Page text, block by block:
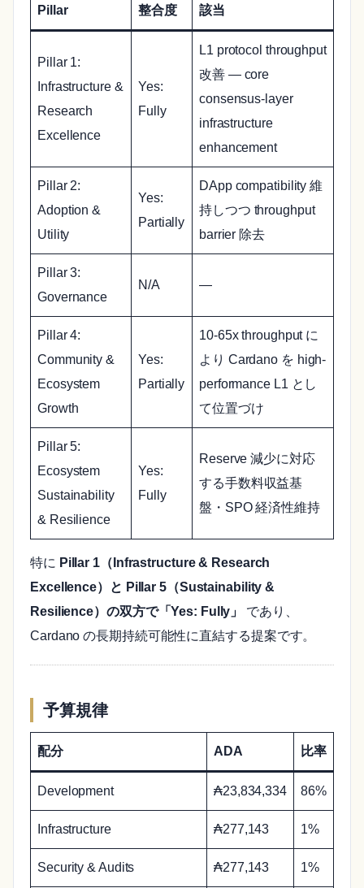
Pillar 整合度 該当
Pillar 1:
Infrastructure &
Research
Excellence
Yes:
Fully
L1 protocol throughput
改善 — core
consensus-layer
infrastructure
enhancement
Pillar 2:
Adoption &
Utility
Yes:
Partially
DApp compatibility 維
持しつつ throughput
barrier 除去
Pillar 3:
Governance
N/A —
Pillar 4:
Community &
Ecosystem
Growth
Yes:
Partially
10-65x throughput に
より Cardano を high-
performance L1 とし
て位置づけ
Pillar 5:
Ecosystem
Sustainability
& Resilience
Yes:
Fully
Reserve 減少に対応
する手数料収益基
盤・SPO 経済性維持
特に Pillar 1（Infrastructure & Research
Excellence）と Pillar 5（Sustainability &
Resilience）の双方で「Yes: Fully」
であり、
Cardano の長期持続可能性に直結する提案です。
予算規律
配分 ADA 比率
Development ₳23,834,334 86%
Infrastructure ₳277,143 1%
Security & Audits ₳277,143 1%